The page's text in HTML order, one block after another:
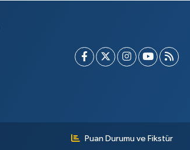
Puan Durumu ve Fikstür